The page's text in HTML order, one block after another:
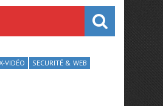
VIDÉO SECURITÉ & WEB